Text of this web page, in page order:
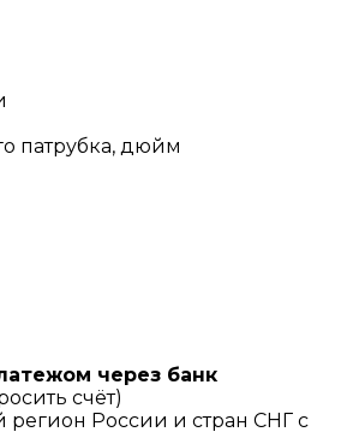
патрубка, дюйм
через банк
счёт)
регион России и стран СНГ с